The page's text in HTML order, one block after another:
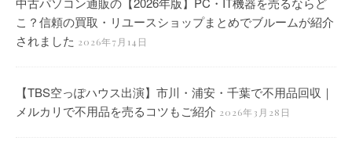
こ？信頼の買取・リユースショップまとめでブルームが紹介
されました 2026年7月14日
【TBS空っぽハウス出演】市川・浦安・千葉で不用品回収｜
メルカリで不用品を売るコツもご紹介 2026年3月28日